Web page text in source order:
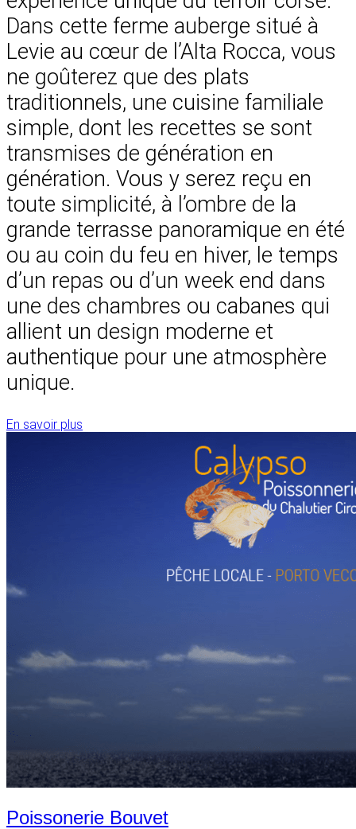
Dans cette ferme auberge situé à
Levie au cœur de l’Alta Rocca, vous
ne goûterez que des plats
traditionnels, une cuisine familiale
simple, dont les recettes se sont
transmises de génération en
génération. Vous y serez reçu en
toute simplicité, à l’ombre de la
grande terrasse panoramique en été
ou au coin du feu en hiver, le temps
d’un repas ou d’un week end dans
une des chambres ou cabanes qui
allient un design moderne et
authentique pour une atmosphère
unique.
En savoir plus
Poissonerie Bouvet